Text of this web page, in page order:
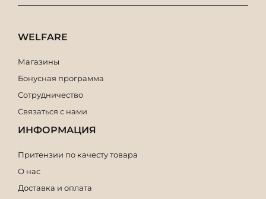
WELFARE
Магазины
Бонусная программа
Сотрудничество
Связаться с нами
ИНФОРМАЦИЯ
Притензии по качесту товара
О нас
Доставка и оплата